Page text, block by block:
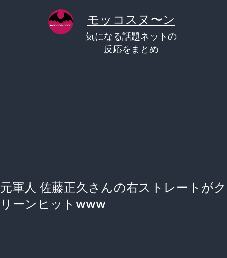
モッコスヌ〜ン
気になる話題ネットの
反応をまとめ
元軍人 佐藤正久さんの右ストレートがク
リーンヒットwww